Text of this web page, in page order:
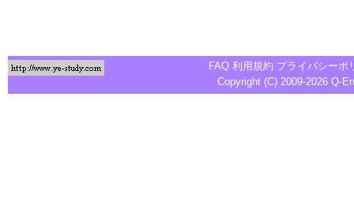
FAQ 利用規約 プライバシーポ
Copyright (C) 2009-2026 Q-